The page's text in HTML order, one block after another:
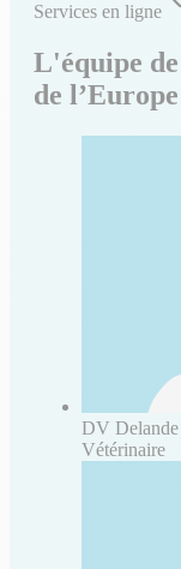
Services en ligne
L'équipe
de l’Europe
DV
Vétérinaire